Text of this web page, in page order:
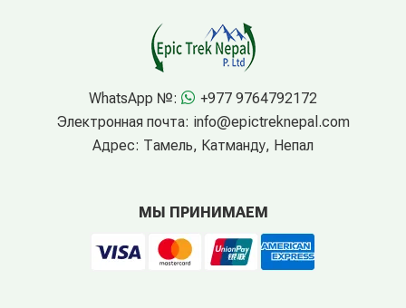
WhatsApp №:
+977 9764792172
Электронная почта: info@epictreknepal.com
Адрес: Тамель, Катманду, Непал
МЫ ПРИНИМАЕМ